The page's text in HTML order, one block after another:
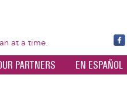
content
at a time.
Fa
ce
bo
PARTNERS EN ESPAÑOL